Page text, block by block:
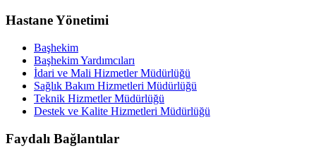
Hastane Yönetimi
Başhekim
Başhekim Yardımcıları
İdari ve Mali Hizmetler Müdürlüğü
Sağlık Bakım Hizmetleri Müdürlüğü
Teknik Hizmetler Müdürlüğü
Destek ve Kalite Hizmetleri Müdürlüğü
Faydalı Bağlantılar